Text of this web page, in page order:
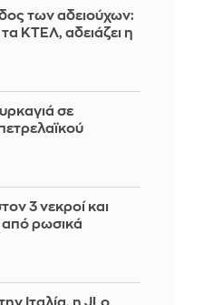
των αδειούχων:
ΚΤΕΛ, αδειάζει η
σε
3 νεκροί και
από ρωσικά